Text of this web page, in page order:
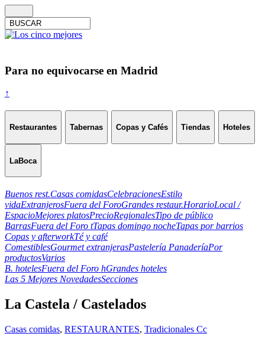
Para no equivocarse en Madrid
↑
Restaurantes Tabernas Copas y Cafés Tiendas Hoteles
LaBoca
Buenos rest.Casas comidasCelebracionesEstilo
vidaExtranjerosFuera del ForoGrandes restaur.HorarioLocal /
EspacioMejores platosPrecioRegionalesTipo de público
BarrasFuera del Foro tTapas domingo nocheTapas por barrios
Copas y afterworkTé y café
ComestiblesGourmet extranjerasPastelería PanaderíaPor
productosVarios
B. hotelesFuera del Foro hGrandes hoteles
Las 5 Mejores NovedadesSecciones
La Castela / Castelados
Casas comidas, RESTAURANTES, Tradicionales Cc